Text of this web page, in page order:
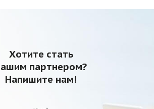
Хотите стать
партнером?
Напишите нам!